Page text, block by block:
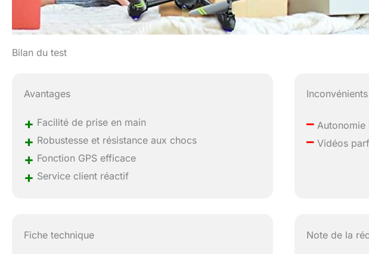
Bilan du test
Avantages
+ Facilité de prise en main
+ Robustesse et résistance aux chocs
+ Fonction GPS efficace
+ Service client réactif
Inconvénients
– Autonomie
– Vidéos
Fiche technique Note de la